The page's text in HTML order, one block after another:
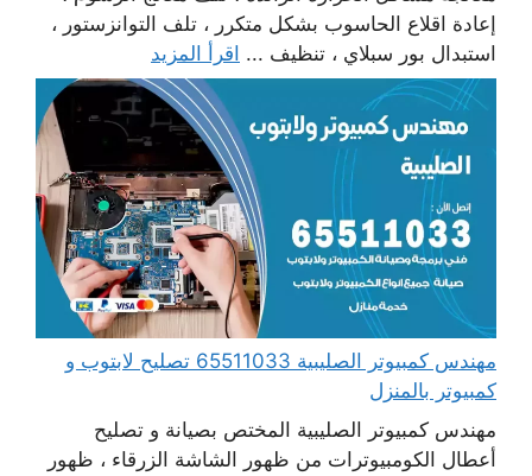
إعادة اقلاع الحاسوب بشكل متكرر ، تلف التوانزستور ،
استبدال بور سبلاي ، تنظيف ... اقرأ المزيد
مهندس كمبيوتر الصليبية 65511033 تصليح لابتوب و
كمبيوتر بالمنزل
مهندس كمبيوتر الصليبية المختص بصيانة و تصليح
أعطال الكومبيوترات من ظهور الشاشة الزرقاء ، ظهور